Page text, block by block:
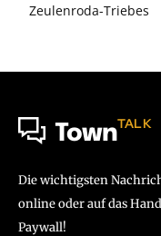
Zeulenroda-Triebes
TownTALK
Die wichtigsten
online oder auf das
Paywall!